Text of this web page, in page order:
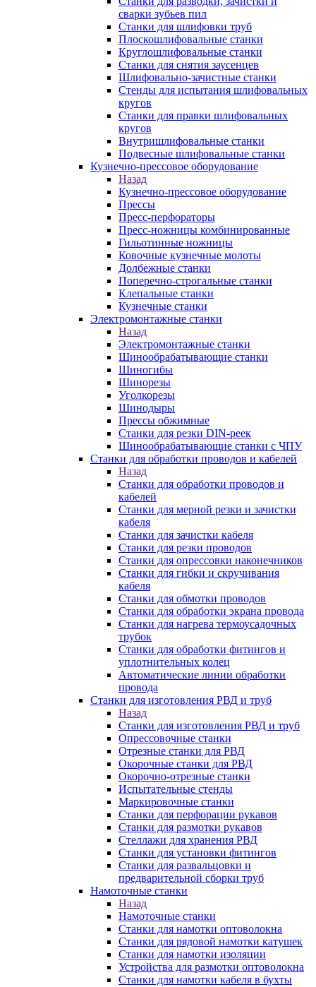
сварки зубьев пил
Станки для шлифовки труб
Плоскошлифовальные станки
Круглошлифовальные станки
Станки для снятия заусенцев
Шлифовально-зачистные станки
Стенды для испытания шлифовальных
кругов
Станки для правки шлифовальных
кругов
Внутришлифовальные станки
Подвесные шлифовальные станки
Кузнечно-прессовое оборудование
Назад
Кузнечно-прессовое оборудование
Прессы
Пресс-перфораторы
Пресс-ножницы комбинированные
Гильотинные ножницы
Ковочные кузнечные молоты
Долбежные станки
Поперечно-строгальные станки
Клепальные станки
Кузнечные станки
Электромонтажные станки
Назад
Электромонтажные станки
Шинообрабатывающие станки
Шиногибы
Шинорезы
Уголкорезы
Шинодыры
Прессы обжимные
Станки для резки DIN-реек
Шинообрабатывающие станки с ЧПУ
Станки для обработки проводов и кабелей
Назад
Станки для обработки проводов и
кабелей
Станки для мерной резки и зачистки
кабеля
Станки для зачистки кабеля
Станки для резки проводов
Станки для опрессовки наконечников
Станки для гибки и скручивания
кабеля
Станки для обмотки проводов
Станки для обработки экрана провода
Станки для нагрева термоусадочных
трубок
Станки для обработки фитингов и
уплотнительных колец
Автоматические линии обработки
провода
Станки для изготовления РВД и труб
Назад
Станки для изготовления РВД и труб
Опрессовочные станки
Отрезные станки для РВД
Окорочные станки для РВД
Окорочно-отрезные станки
Испытательные стенды
Маркировочные станки
Станки для перфорации рукавов
Станки для размотки рукавов
Стеллажи для хранения РВД
Станки для установки фитингов
Станки для развальцовки и
предварительной сборки труб
Намоточные станки
Назад
Намоточные станки
Станки для намотки оптоволокна
Станки для рядовой намотки катушек
Станки для намотки изоляции
Устройства для размотки оптоволокна
Станки для намотки кабеля в бухты